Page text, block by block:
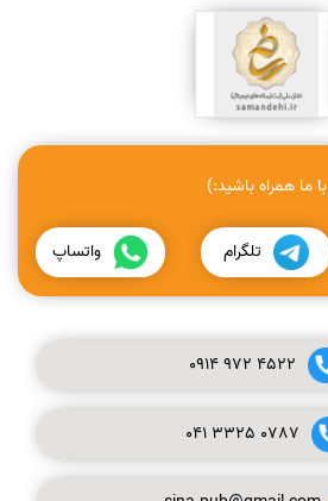
با ما همراه باشید:)
تلگرام واتساپ
0914972 4522
041 3325 0787